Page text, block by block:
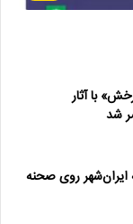
با آثار
شد
ایران‌شهر روی صحنه